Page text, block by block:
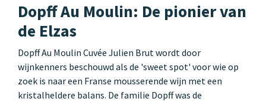
Dopff Au Moulin: De pionier van
de Elzas
Dopff Au Moulin Cuvée Julien Brut wordt door
wijnkenners beschouwd als de 'sweet spot' voor wie op
zoek is naar een Franse mousserende wijn met een
kristalheldere balans. De familie Dopff was de